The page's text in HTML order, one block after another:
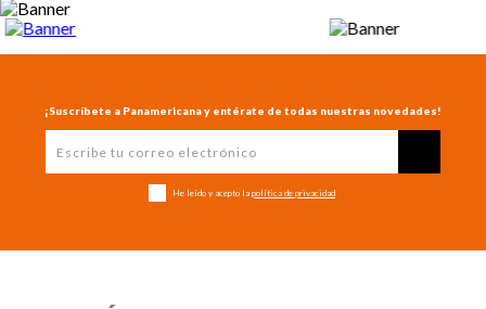
¡Suscríbete a Panamericana y entérate de todas nuestras novedades!
He leído y acepto la política de privacidad